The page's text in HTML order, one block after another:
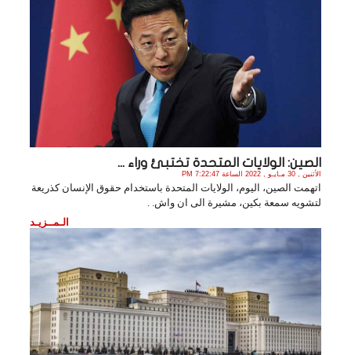
الصين: الولايات المتحدة تختبئ وراء ...
الأثنين , 30 مـايـو , 2022 الساعة 7:22:47 PM
اتهمت الصين، اليوم، الولايات المتحدة باستخدام حقوق الإنسان كذريعة
لتشويه سمعة بكين، مشيرة الى ان واش. .
الـمــزيـد